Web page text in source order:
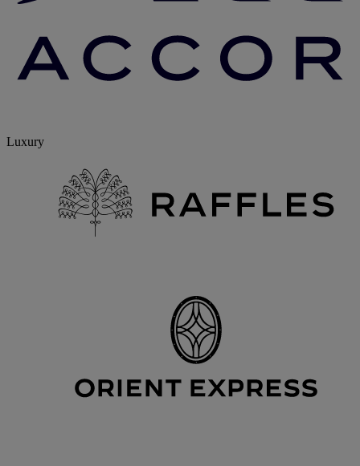
Luxury